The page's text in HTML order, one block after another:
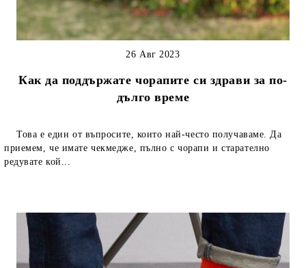
Как да поддържате чорапите си здрави за по-
дълго време
26 Авг 2023
Това е един от въпросите, които най-често получаваме. Да
приемем, че имате чекмедже, пълно с чорапи и старателно
редувате кой...